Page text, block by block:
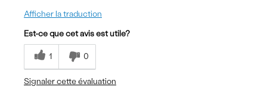
Afficher la traduction
Est-ce que cet avis est utile?
1 0
Signaler cette évaluation